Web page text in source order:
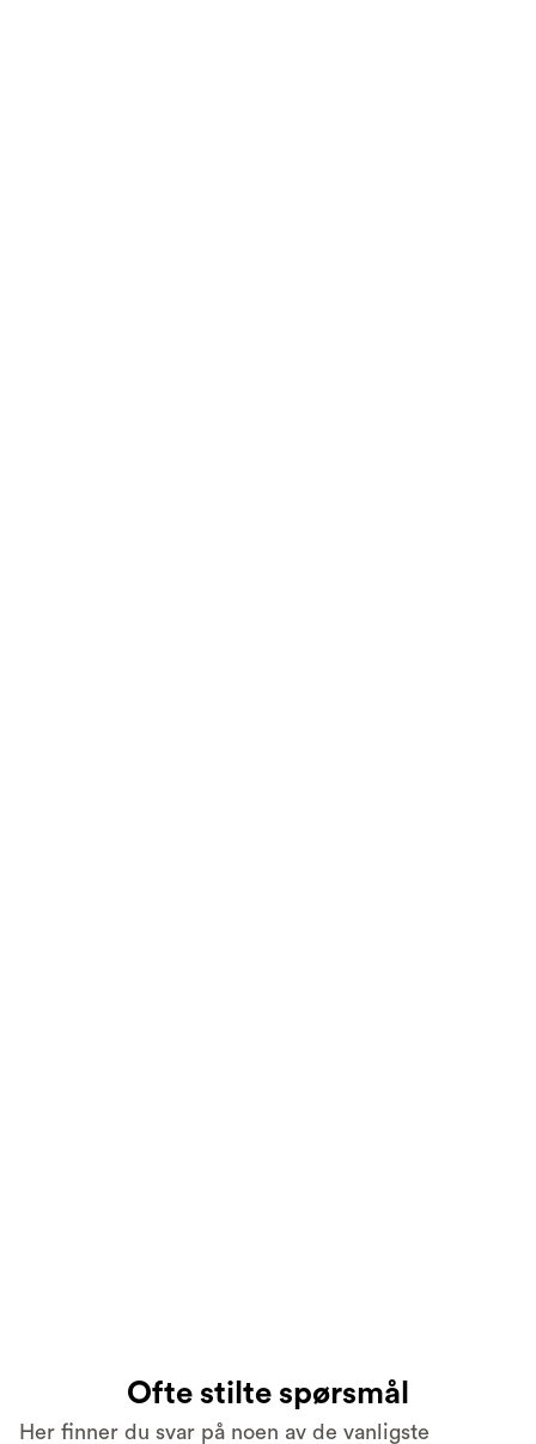
Ofte stilte spørsmål
Her finner du svar på noen av de vanligste